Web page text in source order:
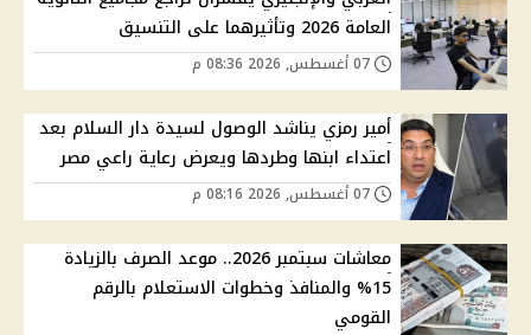
العامة 2026 وتأثيرهما على التنسيق
أمير رمزي يناشد الوصول لسيدة دار السلام بعد
اعتداء ابنها وطردها ويعرض رعاية راعي مصر
معاشات سبتمبر 2026.. موعد الصرف بالزيادة
15% والمنافذ وخطوات الاستعلام بالرقم
القومي